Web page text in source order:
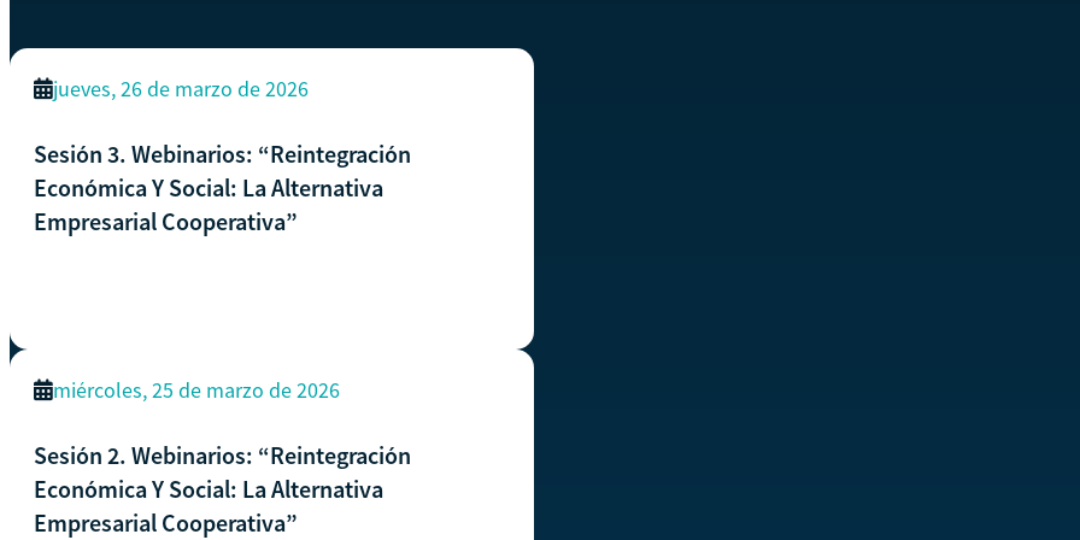
jueves, 26 de marzo de 2026
Sesión 3. Webinarios: “Reintegración
Económica Y Social: La Alternativa
Empresarial Cooperativa”
miércoles, 25 de marzo de 2026
Sesión 2. Webinarios: “Reintegración
Económica Y Social: La Alternativa
Empresarial Cooperativa”